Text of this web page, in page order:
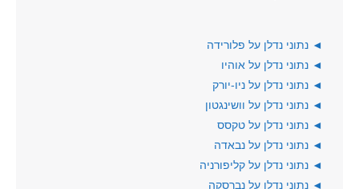
◄ נתוני נדלן על פלורידה
◄ נתוני נדלן על אוהיו
◄ נתוני נדלן על ניו-יורק
◄ נתוני נדלן על וושינגטון
◄ נתוני נדלן על טקסס
◄ נתוני נדלן על נבאדה
◄ נתוני נדלן על קליפורניה
◄ נתוני נדלן על נברסקה